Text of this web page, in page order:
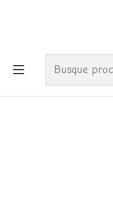
Envíos gratuitos por
Arena